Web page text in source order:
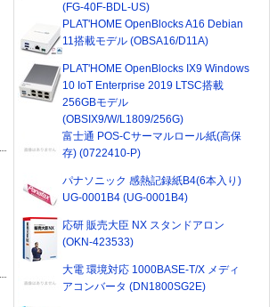
(FG-40F-BDL-US)
PLAT'HOME OpenBlocks A16 Debian
11搭載モデル (OBSA16/D11A)
PLAT'HOME OpenBlocks IX9 Windows
10 IoT Enterprise 2019 LTSC搭載
256GBモデル
(OBSIX9/W/L1809/256G)
富士通 POS-Cサーマルロール紙(高保
存) (0722410-P)
パナソニック 感熱記録紙B4(6本入り)
UG-0001B4 (UG-0001B4)
応研 販売大臣 NX スタンドアロン
(OKN-423533)
大電 環境対応 1000BASE-T/X メディ
アコンバータ (DN1800SG2E)